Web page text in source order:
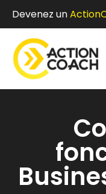
Devenez un